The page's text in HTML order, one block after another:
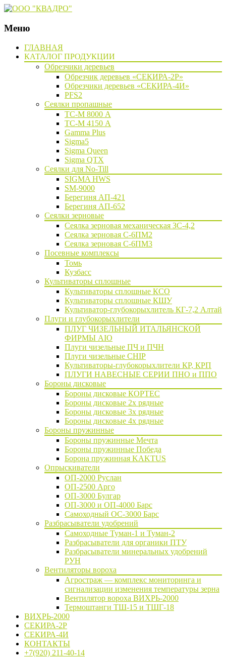
Меню
НаверхГЛАВНАЯ
КАТАЛОГ ПРОДУКЦИИ
Обрезчики деревьев
Обрезчик деревьев «СЕКИРА-2Р»
Обрезчики деревьев «СЕКИРА-4И»
PFS2
Сеялки пропашные
ТС-М 8000 А
ТС-М 4150 А
Gamma Plus
Sigma5
Sigma Queen
Sigma QTX
Сеялки для No-Till
SIGMA HWS
SM-9000
Берегиня АП-421
Берегиня АП-652
Сеялки зерновые
Сеялка зерновая механическая ЗС-4,2
Сеялка зерновая C-6ПМ2
Сеялка зерновая С-6ПМ3
Посевные комплексы
Томь
Кузбасс
Культиваторы сплошные
Культиваторы сплошные КСО
Культиваторы сплошные КШУ
Культиватор-глубокорыхлитель КГ-7,2 Алтай
Плуги и глубокорыхлители
ПЛУГ ЧИЗЕЛЬНЫЙ ИТАЛЬЯНСКОЙ
ФИРМЫ AIO
Плуги чизельные ПЧ и ПЧН
Плуги чизельные CHIP
Культиваторы-глубокорыхлители КР, КРП
ПЛУГИ НАВЕСНЫЕ СЕРИИ ПНО и ППО
Бороны дисковые
Бороны дисковые КОРТЕС
Бороны дисковые 2х рядные
Бороны дисковые 3х рядные
Бороны дисковые 4х рядные
Бороны пружинные
Бороны пружинные Мечта
Бороны пружинные Победа
Борона пружинная KAKTUS
Опрыскиватели
ОП-2000 Руслан
ОП-2500 Арго
ОП-3000 Булгар
ОП-3000 и ОП-4000 Барс
Самоходный ОС-3000 Барс
Разбрасыватели удобрений
Самоходные Туман-1 и Туман-2
Разбрасыватели для органики ПТУ
Разбрасыватели минеральных удобрений
РУН
Вентиляторы вороха
Агростраж — комплекс мониторинга и
сигнализации изменения температуры зерна
Вентилятор вороха ВИХРЬ-2000
Термоштанги ТШ-15 и ТШГ-18
ВИХРЬ-2000
СЕКИРА-2Р
СЕКИРА-4И
КОНТАКТЫ
+7(920) 211-40-14